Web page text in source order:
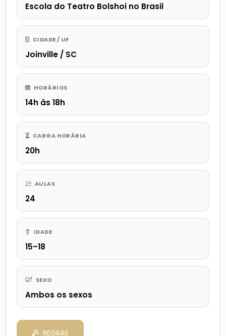
Escola do Teatro Bolshoi no Brasil
CIDADE / UF
Joinville / SC
HORÁRIOS
14h às 18h
CARGA HORÁRIA
20h
AULAS
24
IDADE
15–18
SEXO
Ambos os sexos
REGRAS